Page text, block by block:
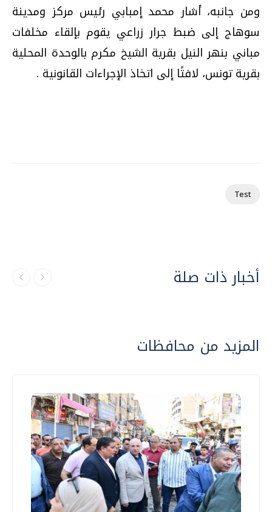
ومن جانبه، أشار محمد إمبابي رئيس مركز ومدينة
سوهاج إلى ضبط جرار زراعي يقوم بإلقاء مخلفات
مباني بنهر النيل بقرية الشيخ مكرم بالوحدة المحلية
بقرية تونس، لافتًا إلى اتخاذ الإجراءات القانونية .
Test
أخبار ذات صلة
المزيد من محافظات